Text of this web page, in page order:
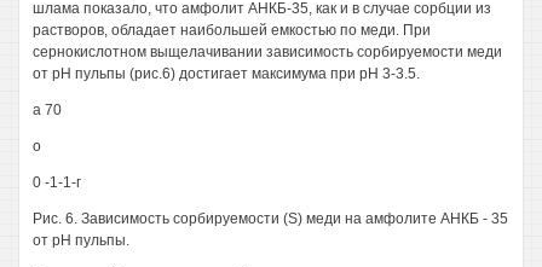
шлама показало, что амфолит АНКБ-35, как и в случае сорбции из
растворов, обладает наибольшей емкостью по меди. При
сернокислотном выщелачивании зависимость сорбируемости меди
от рН пульпы (рис.6) достигает максимума при рН 3-3.5.
а 70
о
0 -1-1-г
Рис. 6. Зависимость сорбируемости (S) меди на амфолите АНКБ - 35
от рН пульпы.